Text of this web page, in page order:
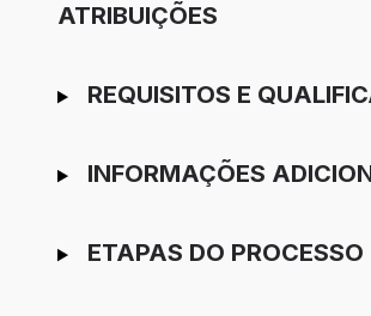
ATRIBUIÇÕES
REQUISITOS E
INFORMAÇÕES
ETAPAS DO PROCESSO